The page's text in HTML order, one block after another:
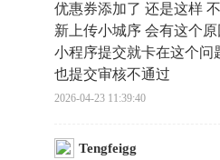
优惠券添加了 还是这样
新上传小城序 会有这个
小程序提交就卡在这个问
也提交审核不通过
2026-04-23 11:39:40
Tengfeigg